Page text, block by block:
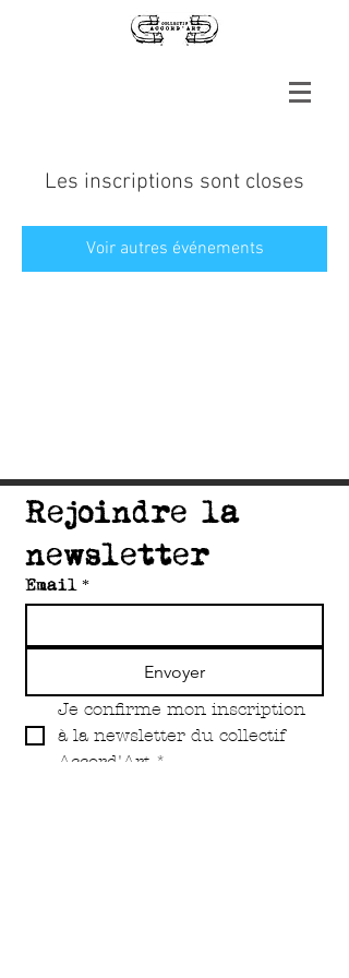
Les inscriptions sont closes
Voir autres événements
Rejoindre la
newsletter
Email *
Envoyer
Je confirme mon inscription
à la newsletter du collectif
Accord'Art *